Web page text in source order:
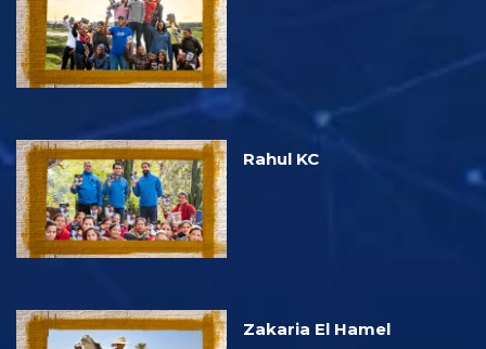
Rahul KC
Zakaria El Hamel